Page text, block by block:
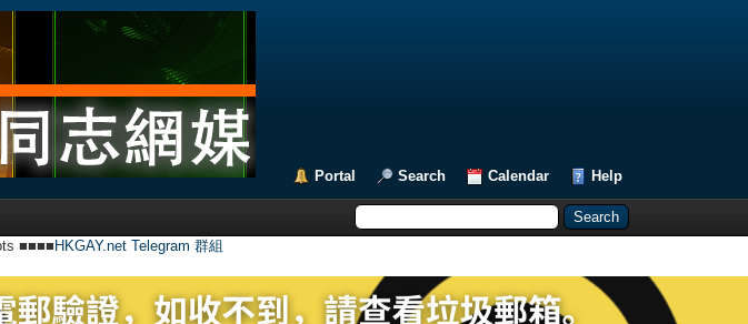
Portal Search Calendar Help
■■■■ HKGAY.net Telegram 群組